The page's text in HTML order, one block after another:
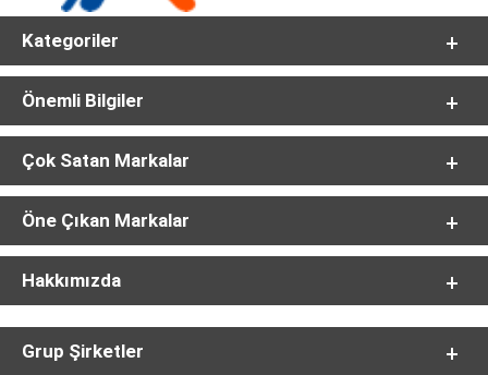
Kategoriler
Önemli Bilgiler
Çok Satan Markalar
Öne Çıkan Markalar
Hakkımızda
Grup Şirketler